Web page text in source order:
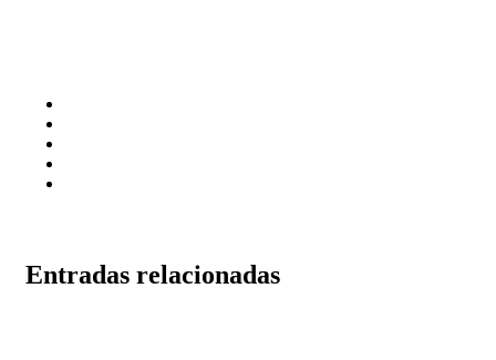
Entradas relacionadas